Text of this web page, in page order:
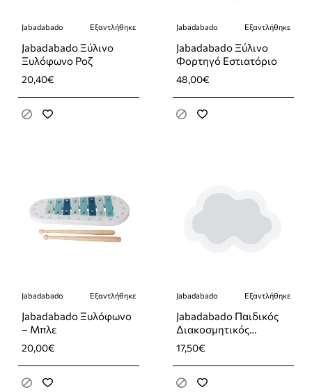
Εξαντλήθηκε
Jabadabado Εξαντλήθηκε
Jabadabado Ξύλινο
Ξυλόφωνο Ροζ
20,40€
Εξαντλήθηκε
Jabadabado Εξαντλήθηκε
Jabadabado Ξύλινο
Φορτηγό Εστιατόριο
48,00€
Εξαντλήθηκε
Jabadabado Εξαντλήθηκε
Jabadabado Ξυλόφωνο
– Μπλε
20,00€
Εξαντλήθηκε
Jabadabado Εξαντλήθηκε
Jabadabado Παιδικός
Διακοσμητικός
Καθρέπτης Σύννεφο
17,50€